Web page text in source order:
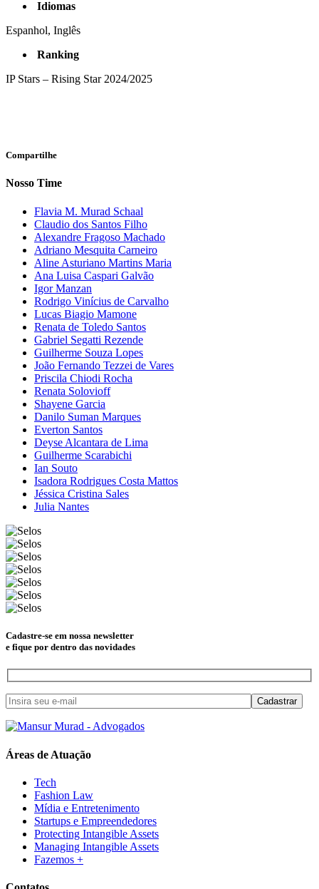
Idiomas
Espanhol, Inglês
Ranking
IP Stars – Rising Star 2024/2025
Compartilhe
Nosso Time
Flavia M. Murad Schaal
Claudio dos Santos Filho
Alexandre Fragoso Machado
Adriano Mesquita Carneiro
Aline Asturiano Martins Maria
Ana Luisa Caspari Galvão
Igor Manzan
Rodrigo Vinícius de Carvalho
Lucas Biagio Mamone
Renata de Toledo Santos
Gabriel Segatti Rezende
Guilherme Souza Lopes
João Fernando Tezzei de Vares
Priscila Chiodi Rocha
Renata Solovioff
Shayene Garcia
Danilo Suman Marques
Everton Santos
Deyse Alcantara de Lima
Guilherme Scarabichi
Ian Souto
Isadora Rodrigues Costa Mattos
Jéssica Cristina Sales
Julia Nantes
Cadastre-se em nossa newsletter
e fique por dentro das novidades
Áreas de Atuação
Tech
Fashion Law
Mídia e Entretenimento
Startups e Empreendedores
Protecting Intangible Assets
Managing Intangible Assets
Fazemos +